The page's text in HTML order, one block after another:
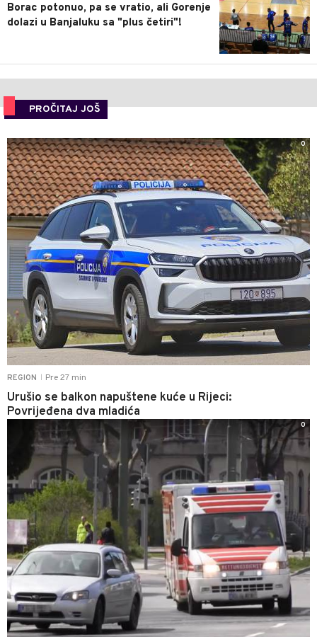
Borac potonuo, pa se vratio, ali Gorenje
dolazi u Banjaluku sa "plus četiri"!
PROČITAJ JOŠ
REGION Pre 27 min
Urušio se balkon napuštene kuće u Rijeci:
Povrijeđena dva mladića
0
0